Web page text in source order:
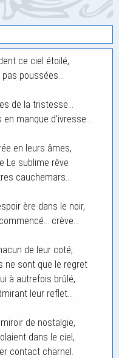
ce ciel étoilé,
pas poussées…
de la tristesse…
manque d’ivresse…
en leurs âmes,
Le sublime rêve
cauchemars…
ère dans le noir,
crève…
de leur coté,
ne sont que le regret
à autrefois brûlé,
leur reflet…
de nostalgie,
dans le ciel,
contact charnel.